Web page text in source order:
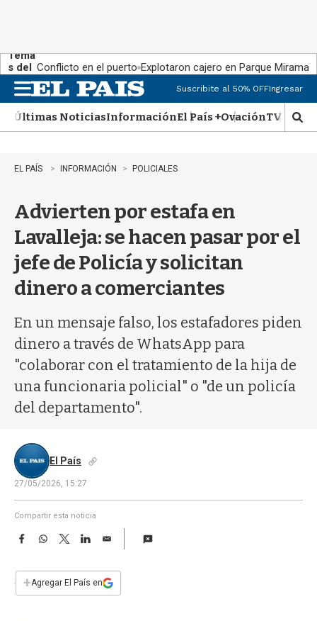
Tema
s del
día:
Conflicto en el puerto Explotaron cajero en Parque Miramar
n
u
Suscribite al 50% OFFIngresar
Últimas NoticiasInformaciónEl País +OvaciónTV Show
M
o
a
EL PAÍS INFORMACIÓN POLICIALES
Advierten por estafa en
Lavalleja: se hacen pasar por el
jefe de Policía y solicitan
dinero a comerciantes
En un mensaje falso, los estafadores piden
dinero a través de WhatsApp para
"colaborar con el tratamiento de la hija de
una funcionaria policial" o "de un policía
del departamento".
El País
27/05/2026, 15:27
Compartir esta noticia
F
e
b
W
s
T
w
t
L
E
i
l
+Agregar El País en